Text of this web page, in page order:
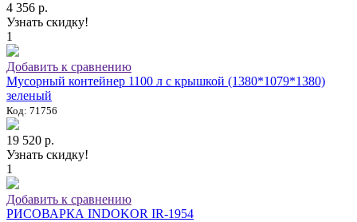
4 356 р.
Узнать скидку!
1
Добавить к сравнению
Мусорный контейнер 1100 л с крышкой (1380*1079*1380)
зеленый
Код: 71756
19 520 р.
Узнать скидку!
1
Добавить к сравнению
РИСОВАРКА INDOKOR IR-1954